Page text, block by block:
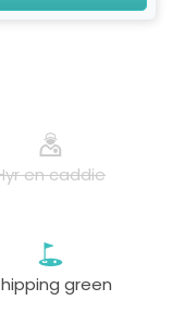
en caddie
green